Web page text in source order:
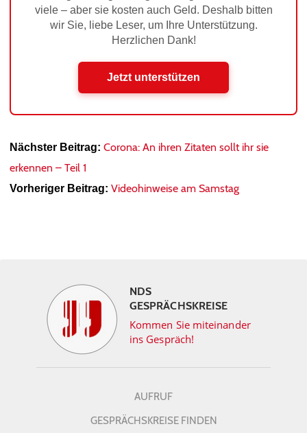
viele – aber sie kosten auch Geld. Deshalb bitten
wir Sie, liebe Leser, um Ihre Unterstützung.
Herzlichen Dank!
Jetzt unterstützen
Nächster Beitrag: Corona: An ihren Zitaten sollt ihr sie
erkennen – Teil 1
Vorheriger Beitrag: Videohinweise am Samstag
NDS
GESPRÄCHSKREISE
Kommen Sie miteinander
ins Gespräch!
AUFRUF
GESPRÄCHSKREISE FINDEN